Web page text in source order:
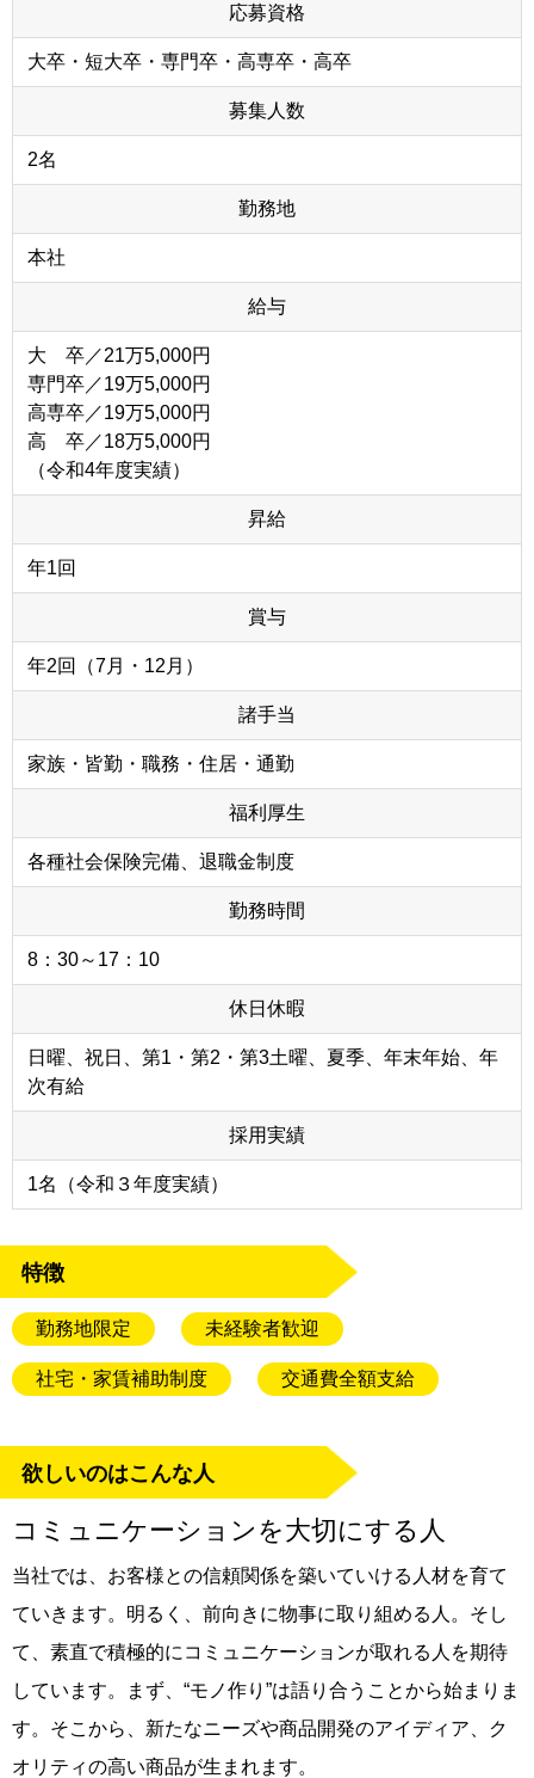
応募資格
大卒・短大卒・専門卒・高専卒・高卒
募集人数
2名
勤務地
本社
給与
大 卒／21万5,000円
専門卒／19万5,000円
高専卒／19万5,000円
高 卒／18万5,000円
（令和4年度実績）
昇給
年1回
賞与
年2回（7月・12月）
諸手当
家族・皆勤・職務・住居・通勤
福利厚生
各種社会保険完備、退職金制度
勤務時間
8：30～17：10
休日休暇
日曜、祝日、第1・第2・第3土曜、夏季、年末年始、年
次有給
採用実績
1名（令和３年度実績）
特徴
勤務地限定 未経験者歓迎
社宅・家賃補助制度 交通費全額支給
欲しいのはこんな人
コミュニケーションを大切にする人
当社では、お客様との信頼関係を築いていける人材を育て
ていきます。明るく、前向きに物事に取り組める人。そし
て、素直で積極的にコミュニケーションが取れる人を期待
しています。まず、“モノ作り”は語り合うことから始まりま
す。そこから、新たなニーズや商品開発のアイディア、ク
オリティの高い商品が生まれます。